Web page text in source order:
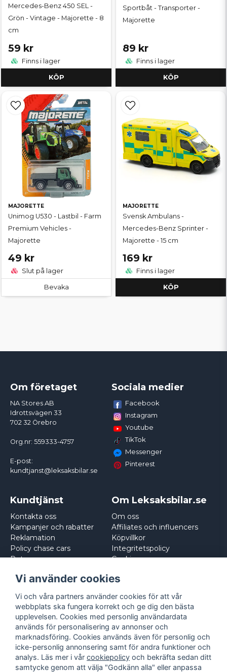
Mercedes-Benz 450 SEL -
Grön - Vintage - Majorette - 8
cm
59 kr
Finns i lager
KÖP
Sportbåt - Transporter -
Majorette
89 kr
Finns i lager
KÖP
MAJORETTE
Unimog U530 - Lastbil - Farm
Premium Vehicles -
Majorette
49 kr
Slut på lager
Bevaka
MAJORETTE
Svensk Ambulans -
Mercedes-Benz Sprinter -
Majorette - 15 cm
169 kr
Finns i lager
KÖP
Om företaget
NA Stores AB
Idrottsvägen 33
702 32 Örebro
Org.nr: 559333-4757
E-post:
kundtjanst@leksaksbilar.se
Sociala medier
Facebook
Instagram
Youtube
TikTok
Messenger
Pinterest
Kundtjänst
Kontakta oss
Kampanjer och rabatter
Reklamation
Policy chase cars
Returnera
Om Leksaksbilar.se
Om oss
Affiliates och influencers
Köpvillkor
Integritetspolicy
Cookies
Vi använder cookies
Vi och våra partners använder cookies för att vår
webbplats ska fungera korrekt och ge dig den bästa
upplevelsen. Cookies med personlig användardata
används för personalisering av annonser och
marknadsföring. Cookies används även för personlig och
icke-personlig annonsering samt för andra funktioner och
analys. Läs mer i vår cookiepolicy och bekräfta sedan ditt
samtycke genom att välja "Godkänn alla" eller anpassa